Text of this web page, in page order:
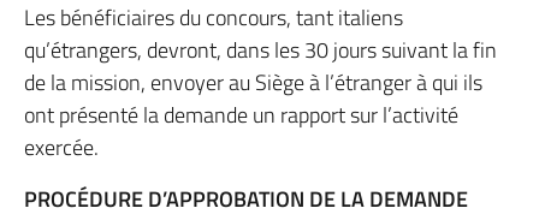
Les bénéficiaires du concours, tant italiens
qu’étrangers, devront, dans les 30 jours suivant la fin
de la mission, envoyer au Siège à l’étranger à qui ils
ont présenté la demande un rapport sur l’activité
exercée.
PROCÉDURE D’APPROBATION DE LA DEMANDE